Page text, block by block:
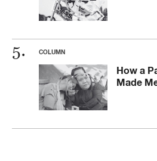
COLUMN
How a
Made